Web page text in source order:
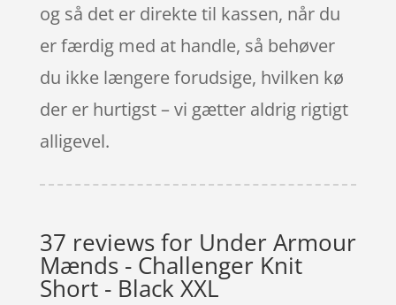
og så det er direkte til kassen, når du
er færdig med at handle, så behøver
du ikke længere forudsige, hvilken kø
der er hurtigst – vi gætter aldrig rigtigt
alligevel.
37 reviews for Under Armour
Mænds - Challenger Knit
Short - Black XXL